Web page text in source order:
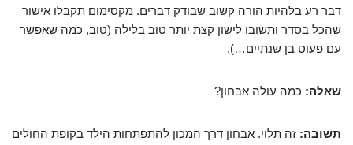
דבר רע בלהיות הורה קשוב שבודק דברים. מקסימום תקבלו אישור
שהכל בסדר ותשובו לישון קצת יותר טוב בלילה (טוב, כמה שאפשר
עם פעוט בן שנתיים…).
שאלה: כמה עולה אבחון?
תשובה: זה תלוי. אבחון דרך המכון להתפתחות הילד בקופת החולים